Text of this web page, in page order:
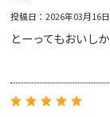
投稿日：2026年03月16日
とーってもおいし